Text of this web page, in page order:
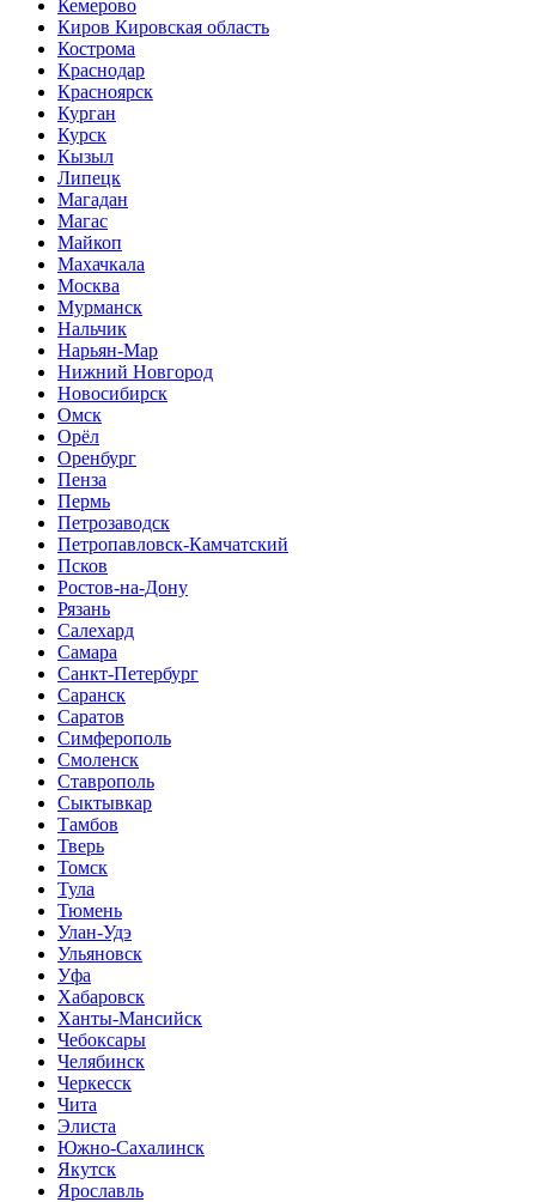
Кемерово
Киров Кировская область
Кострома
Краснодар
Красноярск
Курган
Курск
Кызыл
Липецк
Магадан
Магас
Майкоп
Махачкала
Москва
Мурманск
Нальчик
Нарьян-Мар
Нижний Новгород
Новосибирск
Омск
Орёл
Оренбург
Пенза
Пермь
Петрозаводск
Петропавловск-Камчатский
Псков
Ростов-на-Дону
Рязань
Салехард
Самара
Санкт-Петербург
Саранск
Саратов
Симферополь
Смоленск
Ставрополь
Сыктывкар
Тамбов
Тверь
Томск
Тула
Тюмень
Улан-Удэ
Ульяновск
Уфа
Хабаровск
Ханты-Мансийск
Чебоксары
Челябинск
Черкесск
Чита
Элиста
Южно-Сахалинск
Якутск
Ярославль